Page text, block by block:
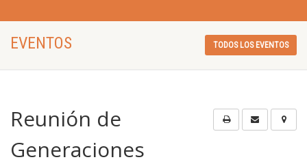
EVENTOS TODOS LOS EVENTOS
Reunión de
Generaciones